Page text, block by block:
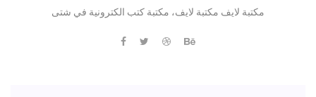
مكتبة لايف مكتبة لايف، مكتبة كتب الكترونية في شتى